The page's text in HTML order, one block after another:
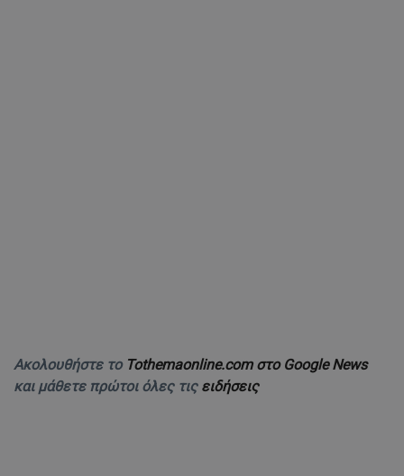
Ακολουθήστε το Tothemaonline.com στο Google News
και μάθετε πρώτοι όλες τις ειδήσεις